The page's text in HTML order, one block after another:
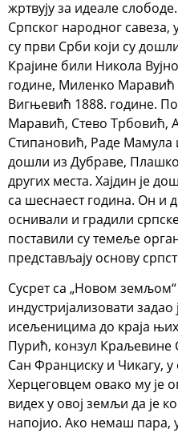
жртвују за идеале
Српског народног
су први Срби који су
Крајине били Никола
године, Миленко Маравић
Вигњевић 1888. године.
Маравић, Стево
Стипановић, Раде
дошли из Дубраве,
других места. Хајдин је
са шеснаест година. Он и
оснивали и градили
поставили су темеље
представљају основу
Сусрет са „Новом земљом“
индустријализовати
исељеницима до краја
Пурић, конзул Краљевине
Сан Франциску и Чикагу, у
Херцеговцем овако му је
видех у овој земљи да је
напојио. Ако немаш пара,